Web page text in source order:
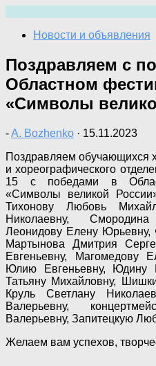
содержимому
Новости и объявления
Поздравляем с
Областном
«Символы
-A. Bozhenko · 15.11.2023
Поздравляем обучающихся
и хореографического
15 с победами в
«Символы великой
Тихонову Любовь
Николаевну,
Леонидову Елену Юрьевну,
Мартынова Дмитрия
Евгеньевну, Магомедову
Юлию Евгеньевну, Юдину
Татьяну Михайловну,
Круль Светлану
Валерьевну,
Валерьевну, Запитецкую
Желаем вам успехов,